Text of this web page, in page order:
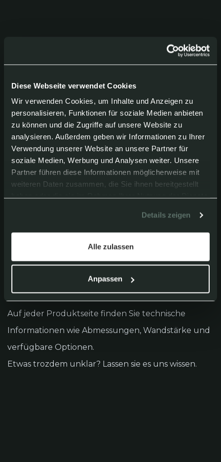
Diese Webseite verwendet Cookies
Wir verwenden Cookies, um Inhalte und Anzeigen zu
personalisieren, Funktionen für soziale Medien anbieten
zu können und die Zugriffe auf unsere Website zu
analysieren. Außerdem geben wir Informationen zu Ihrer
Verwendung unserer Website an unsere Partner für
soziale Medien, Werbung und Analysen weiter. Unsere
Partner führen diese Informationen möglicherweise mit
weiteren Daten zusammen, die Sie ihnen bereitgestellt
haben oder die sie im Rahmen Ihrer Nutzung der Dienste
Details zeigen
Alle zulassen
Anpassen
Beratung
Zweifeln Sie an der richtigen Ausführung oder
haben Sie specielle Wünsche?
Unser Team denkt gerne mit - persönlich und
unverbindlich.
Produktdetails
Auf jeder Produktseite finden Sie technische
Informationen wie Abmessungen, Wandstärke und
verfügbare Optionen.
Etwas trozdem unklar? Lassen sie es uns wissen.